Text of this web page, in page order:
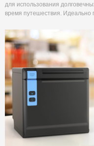
для использования
время путешествия. Идеально